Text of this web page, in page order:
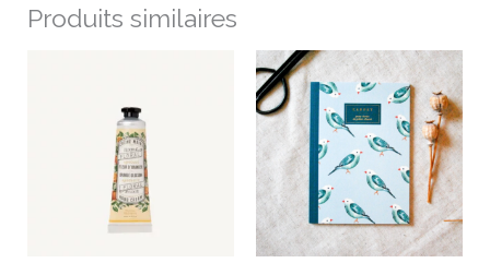
Produits similaires